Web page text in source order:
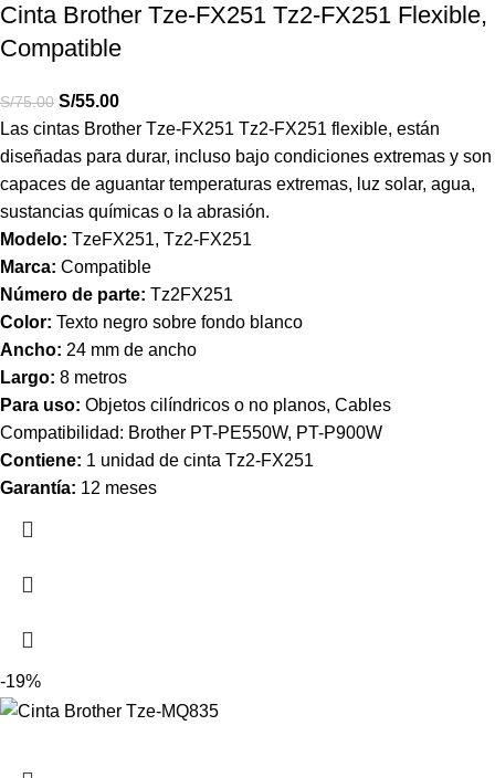
Cinta Brother Tze-FX251 Tz2-FX251 Flexible,
Compatible
S/75.00 S/55.00
Las cintas Brother Tze-FX251 Tz2-FX251 flexible, están
diseñadas para durar, incluso bajo condiciones extremas y son
capaces de aguantar temperaturas extremas, luz solar, agua,
sustancias químicas o la abrasión.
Modelo: TzeFX251, Tz2-FX251
Marca: Compatible
Número de parte: Tz2FX251
Color: Texto negro sobre fondo blanco
Ancho: 24 mm de ancho
Largo: 8 metros
Para uso: Objetos cilíndricos o no planos, Cables
Compatibilidad: Brother PT-PE550W, PT-P900W
Contiene: 1 unidad de cinta Tz2-FX251
Garantía: 12 meses
-19%